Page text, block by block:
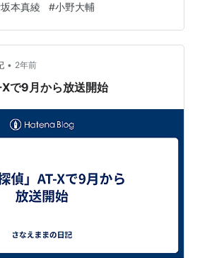
坂本真綾 #小野大輔
• 2年前
Xで9月から放送開始